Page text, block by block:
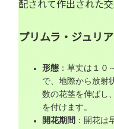
配されて作出された
プリムラ・ジュリ
形態 ：草丈は１０
で、地際から放射
数の花茎を伸ばし
を付けます。
開花期間 ：開花は